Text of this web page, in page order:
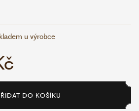
u výrobce
DO KOŠÍKU